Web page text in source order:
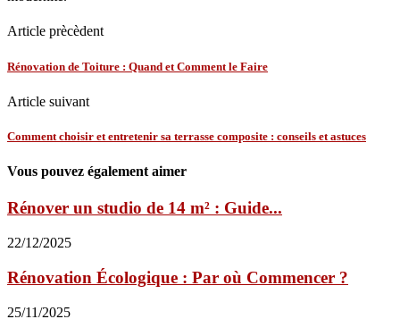
Article prècèdent
Rénovation de Toiture : Quand et Comment le Faire
Article suivant
Comment choisir et entretenir sa terrasse composite : conseils et astuces
Vous pouvez également aimer
Rénover un studio de 14 m² : Guide...
22/12/2025
Rénovation Écologique : Par où Commencer ?
25/11/2025